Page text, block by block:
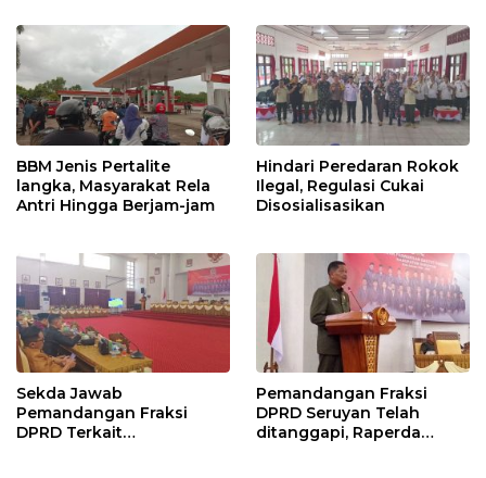
BBM Jenis Pertalite
langka, Masyarakat Rela
Antri Hingga Berjam-jam
Hindari Peredaran Rokok
Ilegal, Regulasi Cukai
Disosialisasikan
Sekda Jawab
Pemandangan Fraksi
DPRD Terkait
Pemandangan Fraksi
DPRD Seruyan Telah
ditanggapi, Raperda